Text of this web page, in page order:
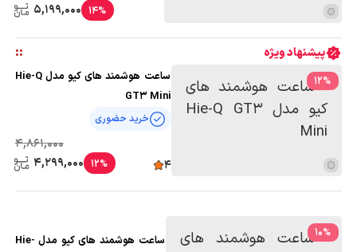
14%
5,199,000
پیشنهاد ویژه ::
%
12
ساعت هوشمند های کیو مدل Hie-Q
GT3 Mini
خرید حضوری
4
4,861,000
12%
4,299,000
%
10
ساعت هوشمند های کیو مدل Hie-